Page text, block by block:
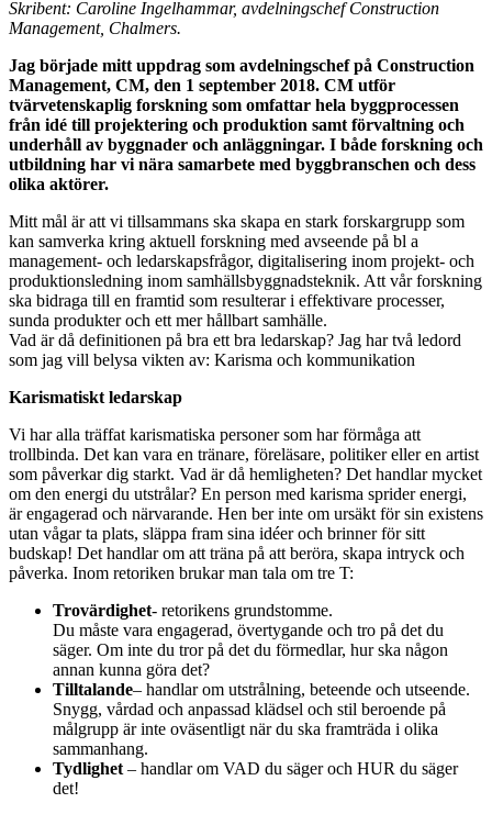
Skribent: Caroline Ingelhammar, avdelningschef Construction
Management, Chalmers.
Jag började mitt uppdrag som avdelningschef på Construction
Management, CM, den 1 september 2018. CM utför
tvärvetenskaplig forskning som omfattar hela byggprocessen
från idé till projektering och produktion samt förvaltning och
underhåll av byggnader och anläggningar. I både forskning och
utbildning har vi nära samarbete med byggbranschen och dess
olika aktörer.
Mitt mål är att vi tillsammans ska skapa en stark forskargrupp som
kan samverka kring aktuell forskning med avseende på bl a
management- och ledarskapsfrågor, digitalisering inom projekt- och
produktionsledning inom samhällsbyggnadsteknik. Att vår forskning
ska bidraga till en framtid som resulterar i effektivare processer,
sunda produkter och ett mer hållbart samhälle.
Vad är då definitionen på bra ett bra ledarskap? Jag har två ledord
som jag vill belysa vikten av: Karisma och kommunikation
Karismatiskt ledarskap
Vi har alla träffat karismatiska personer som har förmåga att
trollbinda. Det kan vara en tränare, föreläsare, politiker eller en artist
som påverkar dig starkt. Vad är då hemligheten? Det handlar mycket
om den energi du utstrålar? En person med karisma sprider energi,
är engagerad och närvarande. Hen ber inte om ursäkt för sin existens
utan vågar ta plats, släppa fram sina idéer och brinner för sitt
budskap! Det handlar om att träna på att beröra, skapa intryck och
påverka. Inom retoriken brukar man tala om tre T:
Trovärdighet- retorikens grundstomme.
Du måste vara engagerad, övertygande och tro på det du
säger. Om inte du tror på det du förmedlar, hur ska någon
annan kunna göra det?
Tilltalande– handlar om utstrålning, beteende och utseende.
Snygg, vårdad och anpassad klädsel och stil beroende på
målgrupp är inte oväsentligt när du ska framträda i olika
sammanhang.
Tydlighet – handlar om VAD du säger och HUR du säger
det!